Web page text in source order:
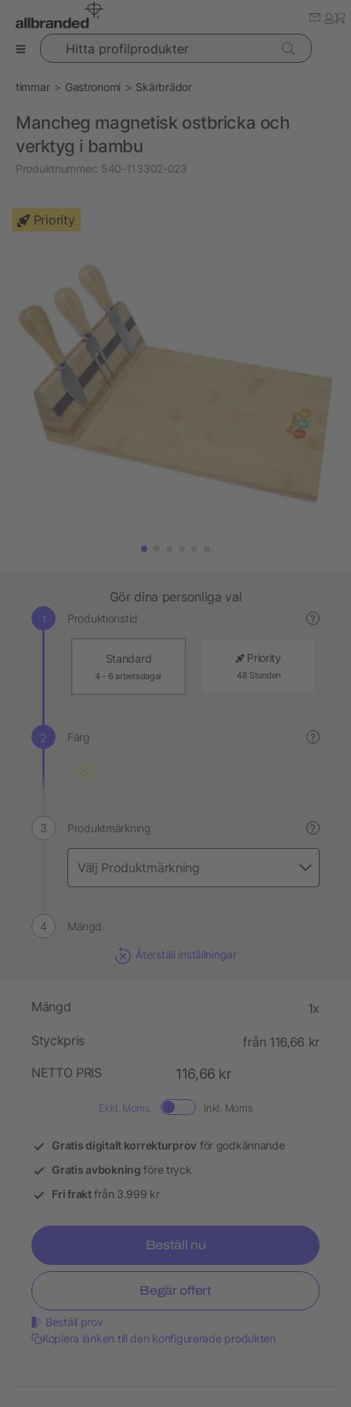
Hitta profilprodukter
timmar Gastronomi Skärbrädor
Mancheg magnetisk ostbricka och
verktyg i bambu
Produktnummer: 540-113302-023
Priority
Gör dina personliga val
Produktionstid ?
Standard
4 - 6 arbetsdagar
Priority
48 Stunden
Färg ?
Produktmärkning ?
Mängd
Återställ inställningar
Mängd 1x
Styckpris
från 116,66 kr
NETTO PRIS
116,66 kr
Exkl. Moms. Inkl. Moms
Gratis digitalt korrekturprov för godkännande
Gratis avbokning före tryck
Fri fraktfrån 3.999 kr
Beställ nu
Begär offert
Beställ prov
Kopiera länken till den konfigurerade produkten